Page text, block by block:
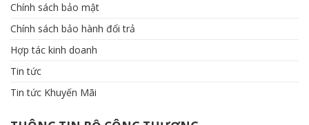
Chính sách bảo mật
Chính sách bảo hành đổi trả
Hợp tác kinh doanh
Tin tức
Tin tức Khuyến Mãi